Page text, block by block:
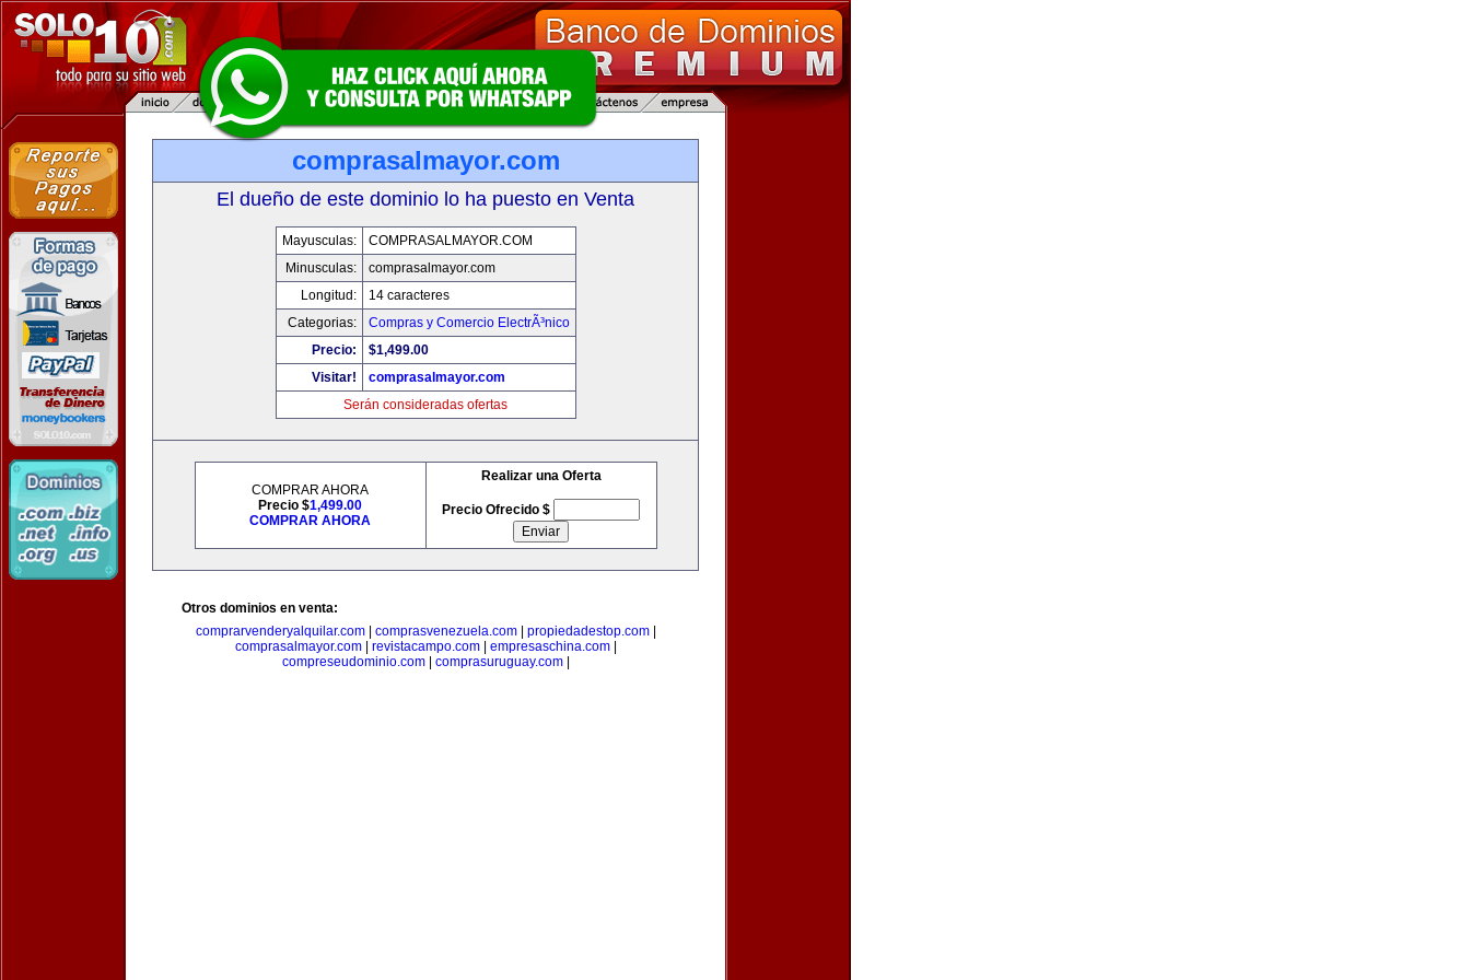
comprasalmayor.com
El dueño de este dominio lo ha puesto en Venta
Mayusculas:
COMPRASALMAYOR.COM
Minusculas:
comprasalmayor.com
Longitud:
14 caracteres
Categorias:
Compras y Comercio ElectrÃ³nico
Precio:
$1,499.00
Visitar!
comprasalmayor.com
Serán consideradas ofertas
COMPRAR AHORA
Precio $1,499.00
COMPRAR AHORA
Realizar una Oferta
Precio Ofrecido $
Otros dominios en venta:
comprarvenderyalquilar.com| comprasvenezuela.com| propiedadestop.com|
comprasalmayor.com| revistacampo.com| empresaschina.com|
compreseudominio.com| comprasuruguay.com|